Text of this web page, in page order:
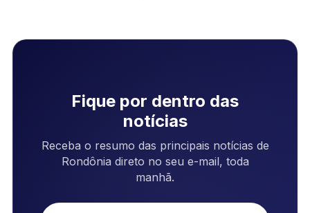
Fique por dentro das
notícias
Receba o resumo das principais notícias de
Rondônia direto no seu e-mail, toda
manhã.